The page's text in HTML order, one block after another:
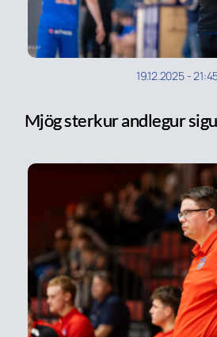
19.12.2025-
Mjög sterkur andlegur